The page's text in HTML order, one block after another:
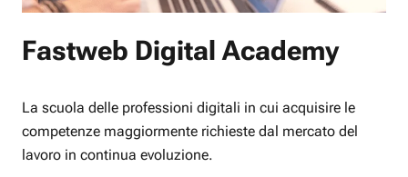
Fastweb Digital Academy
La scuola delle professioni digitali in cui acquisire le
competenze maggiormente richieste dal mercato del
lavoro in continua evoluzione.